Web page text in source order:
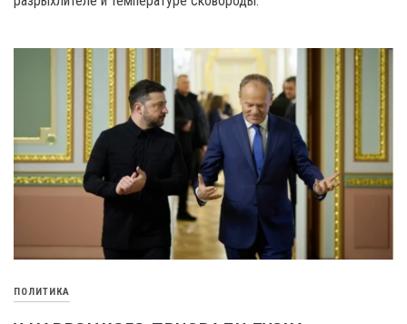
ПОЛИТИКА